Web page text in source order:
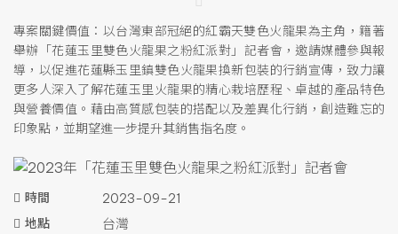
專案關鍵價值：以台灣東部冠絕的紅霸天雙色火龍果為主角，籍著
舉辦「花蓮玉里雙色火龍果之粉紅派對」記者會，邀請媒體參與報
導，以促進花蓮縣玉里鎮雙色火龍果換新包裝的行銷宣傳，致力讓
更多人深入了解花蓮玉里火龍果的精心栽培歷程、卓越的產品特色
與營養價值。藉由高質感包裝的搭配以及差異化行銷，創造難忘的
印象點，並期望進一步提升其銷售指名度。
時間 2023-09-21
地點 台灣